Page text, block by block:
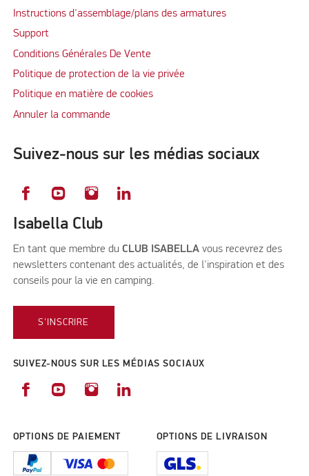
Instructions d'assemblage/plans des armatures
Support
Conditions Générales De Vente
Politique de protection de la vie privée
Politique en matière de cookies
Annuler la commande
Suivez-nous sur les médias sociaux
Isabella Club
En tant que membre du CLUB ISABELLA vous recevrez des
newsletters contenant des actualités, de l'inspiration et des
conseils pour la vie en camping.
S'INSCRIRE
SUIVEZ-NOUS SUR LES MÉDIAS SOCIAUX
OPTIONS DE PAIEMENT OPTIONS DE LIVRAISON